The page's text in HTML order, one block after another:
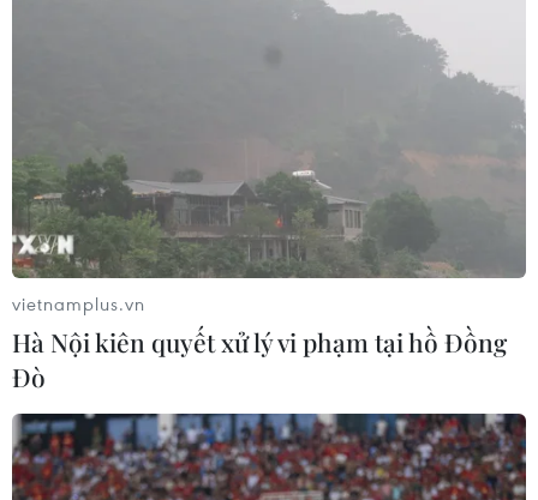
vietnamplus.vn
Hà Nội kiên quyết xử lý vi phạm tại hồ Đồng
Đò